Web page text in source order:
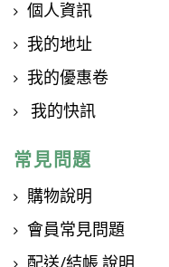
個人資訊
我的地址
我的優惠卷
我的快訊
常見問題
購物說明
會員常見問題
配送/結帳 說明